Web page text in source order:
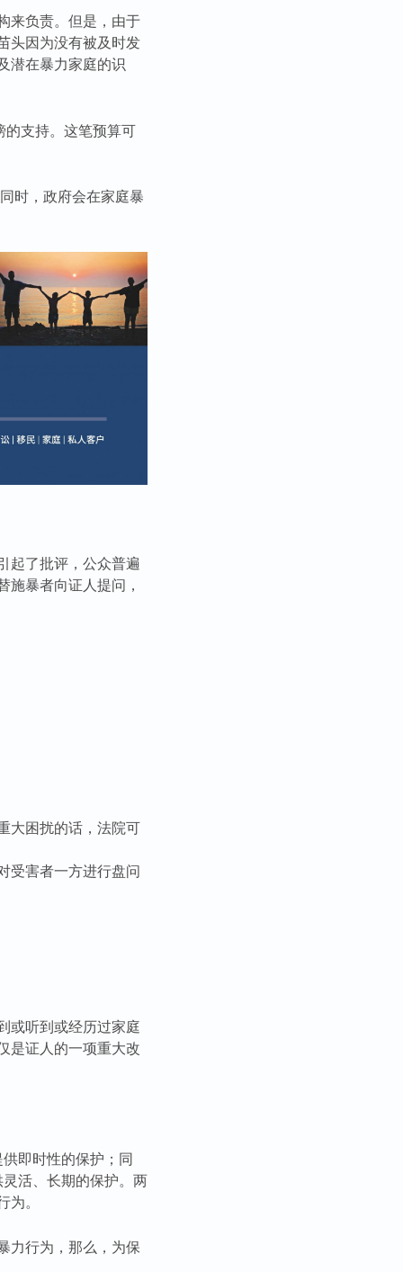
来负责。但是，由于
头因为没有被及时发
潜在暴力家庭的识
的支持。这笔预算可
时，政府会在家庭暴
起了批评，公众普遍
暴者向证人提问，
大困扰的话，法院可
受害者一方进行盘问
或听到或经历过家庭
是证人的一项重大改
即时性的保护；同
活、长期的保护。两
。
力行为，那么，为保